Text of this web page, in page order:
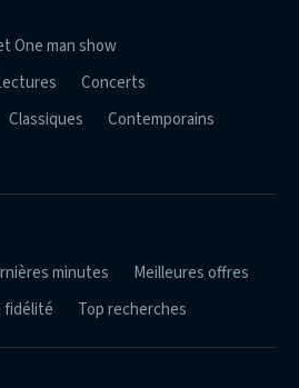
One man show
Concerts
Classiques
Contemporains
minutes
Meilleures offres
fidélité Top recherches